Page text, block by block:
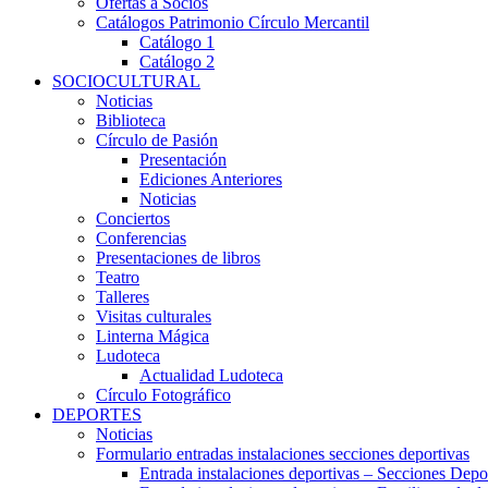
Catálogos Patrimonio Círculo Mercantil
Catálogo 1
Catálogo 2
SOCIOCULTURAL
Noticias
Biblioteca
Círculo de Pasión
Presentación
Ediciones Anteriores
Noticias
Conciertos
Conferencias
Presentaciones de libros
Teatro
Talleres
Visitas culturales
Linterna Mágica
Ludoteca
Actualidad Ludoteca
Círculo Fotográfico
DEPORTES
Noticias
Formulario entradas instalaciones secciones deportivas
Entrada instalaciones deportivas – Secciones